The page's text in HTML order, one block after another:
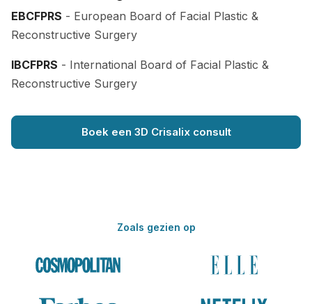
EBCFPRS - European Board of Facial Plastic &
Reconstructive Surgery
IBCFPRS - International Board of Facial Plastic &
Reconstructive Surgery
Boek een 3D Crisalix consult
Zoals gezien op